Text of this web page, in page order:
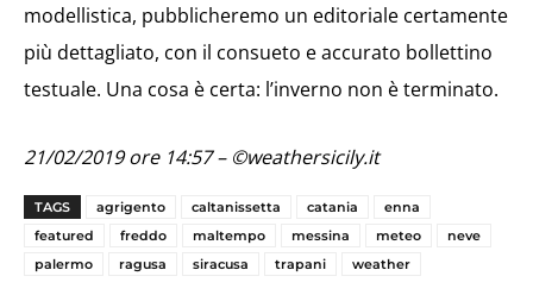
modellistica, pubblicheremo un editoriale certamente
più dettagliato, con il consueto e accurato bollettino
testuale. Una cosa è certa: l’inverno non è terminato.
21/02/2019 ore 14:57 – ©weathersicily.it
TAGS agrigento caltanissetta catania
enna
featured
freddo maltempo messina meteo
neve
palermo
ragusa siracusa trapani weather